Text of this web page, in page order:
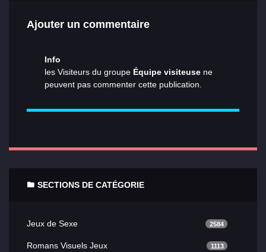
Ajouter un commentaire
Info
les Visiteurs du groupe Équipe visiteuse ne
peuvent pas commenter cette publication.
SECTIONS DE CATÉGORIE
Jeux de Sexe 2584
Romans Visuels Jeux 1113